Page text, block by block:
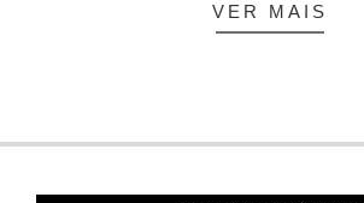
VER MAIS